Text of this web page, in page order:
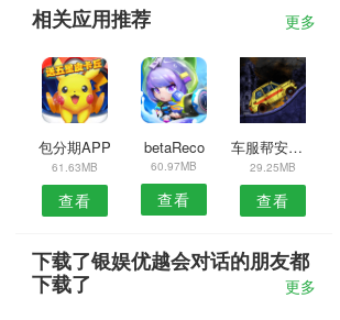
相关应用推荐 更多
包分期APP
61.63MB
查看
betaReco
60.97MB
查看
车服帮安卓版
29.25MB
查看
下载了银娱优越会对话的朋友都
下载了
更多